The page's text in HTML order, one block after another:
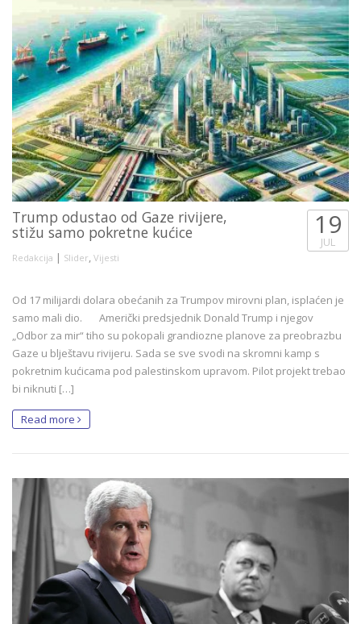
Trump odustao od Gaze rivijere,
stižu samo pokretne kućice
Redakcija | Slider, Vijesti
19
JUL
Od 17 milijardi dolara obećanih za Trumpov mirovni plan, isplaćen je
samo mali dio. Američki predsjednik Donald Trump i njegov
„Odbor za mir“ tiho su pokopali grandiozne planove za preobrazbu
Gaze u blještavu rivijeru. Sada se sve svodi na skromni kamp s
pokretnim kućicama pod palestinskom upravom. Pilot projekt trebao
bi niknuti […]
Read more